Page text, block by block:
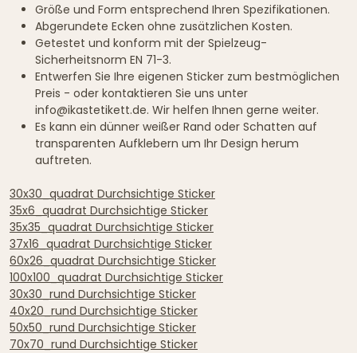
Größe und Form entsprechend Ihren Spezifikationen.
Abgerundete Ecken ohne zusätzlichen Kosten.
Getestet und konform mit der Spielzeug-
Sicherheitsnorm EN 71-3.
Entwerfen Sie Ihre eigenen Sticker zum bestmöglichen
Preis - oder kontaktieren Sie uns unter
info@ikastetikett.de. Wir helfen Ihnen gerne weiter.
Es kann ein dünner weißer Rand oder Schatten auf
transparenten Aufklebern um Ihr Design herum
auftreten.
30x30_quadrat Durchsichtige Sticker
35x6_quadrat Durchsichtige Sticker
35x35_quadrat Durchsichtige Sticker
37x16_quadrat Durchsichtige Sticker
60x26_quadrat Durchsichtige Sticker
100x100_quadrat Durchsichtige Sticker
30x30_rund Durchsichtige Sticker
40x20_rund Durchsichtige Sticker
50x50_rund Durchsichtige Sticker
70x70_rund Durchsichtige Sticker